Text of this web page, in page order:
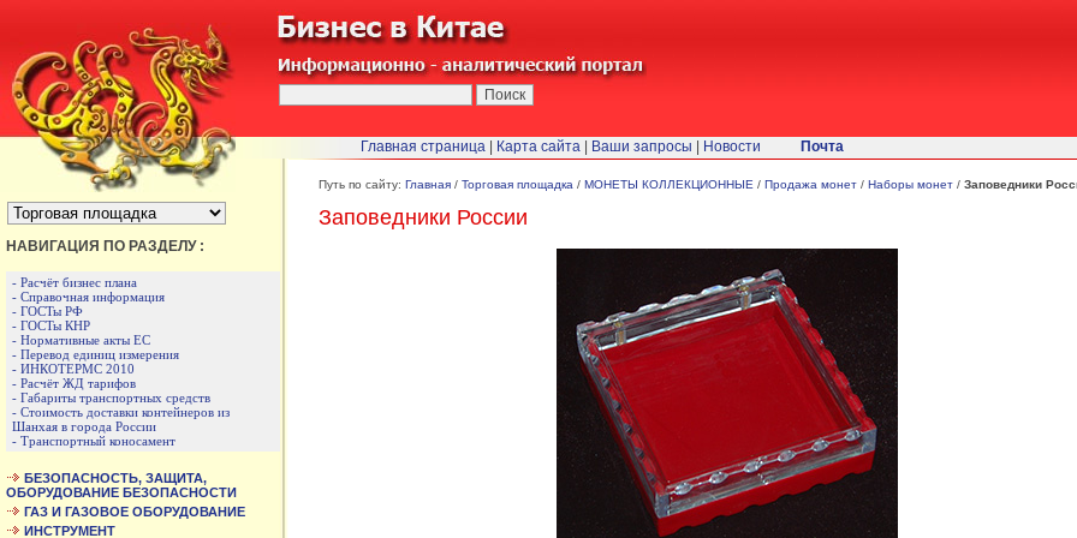
БЫСТРЫЙ ПЕРЕХОД :
НАВИГАЦИЯ ПО РАЗДЕЛУ :
- Расчёт бизнес плана
- Справочная информация
- ГОСТы РФ
- ГОСТы КНР
- Нормативные акты ЕС
- Перевод единиц измерения
- ИНКОТЕРМС 2010
- Расчёт ЖД тарифов
- Габариты транспортных средств
- Стоимость доставки контейнеров из
Шанхая в города России
- Транспортный коносамент
БЕЗОПАСНОСТЬ, ЗАЩИТА,
ОБОРУДОВАНИЕ БЕЗОПАСНОСТИ
ГАЗ И ГАЗОВОЕ ОБОРУДОВАНИЕ
ИНСТРУМЕНТ
Путь по сайту: Главная / Торговая площадка / МОНЕТЫ КОЛЛЕКЦИОННЫЕ / Продажа монет / Наборы монет / Заповедники
Заповедники России
Главная страница Карта сайта Ваши запросы Новости Почта